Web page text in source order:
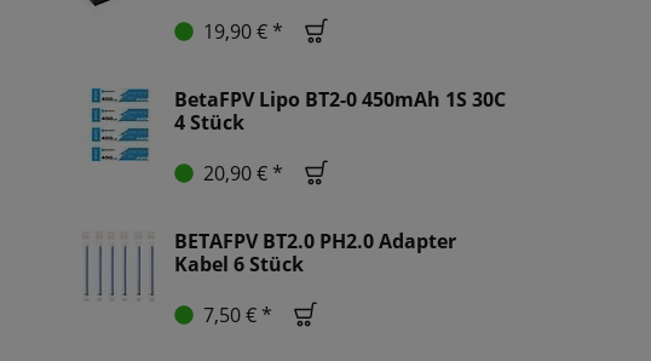
19,90 € *
BetaFPV Lipo BT2-0 450mAh 1S 30C
4 Stück
20,90 € *
BETAFPV BT2.0 PH2.0 Adapter
Kabel 6 Stück
7,50 € *